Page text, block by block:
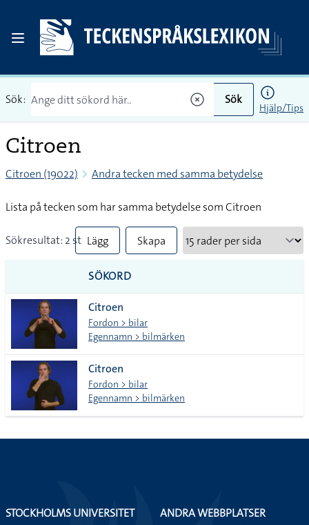
Sök: Sök
Hjälp/Tips
Citroen
Citroen (19022) Andra tecken med samma betydelse
Lista på tecken som har samma betydelse som Citroen
Sökresultat: 2 st Lägg
till
alla i
lista
Skapa
SÖKORD
Citroen
Fordon > bilar
Egennamn > bilmärken
Citroen
Fordon > bilar
Egennamn > bilmärken
STOCKHOLMS UNIVERSITET
ANDRA WEBBPLATSER